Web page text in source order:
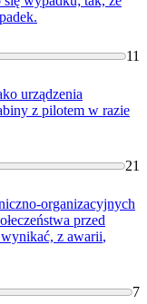
11
urządzenia
z pilotem w razie
21
organizacyjnych
przed
z awarii,
7